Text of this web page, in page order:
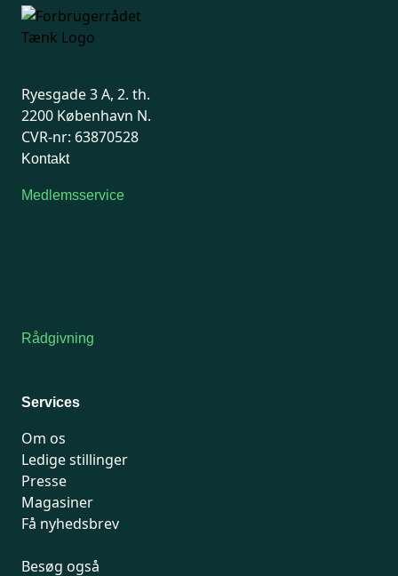
Ryesgade 3 A, 2. th.
2200 København N.
CVR-nr: 63870528
Kontakt
Medlemsservice
Rådgivning
Services
Om os
Ledige stillinger
Presse
Magasiner
Få nyhedsbrev
Besøg også